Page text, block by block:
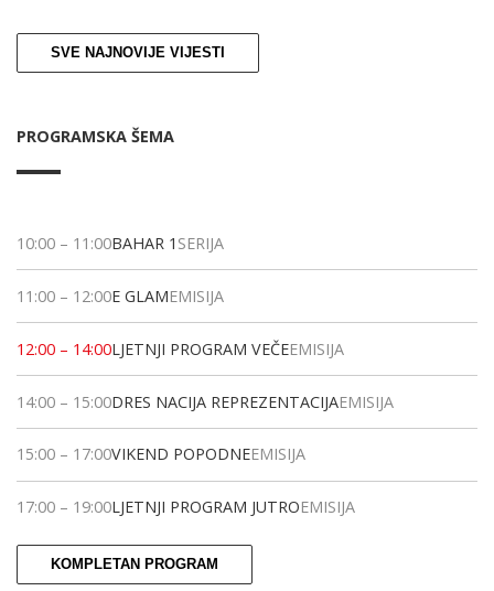
SVE NAJNOVIJE VIJESTI
PROGRAMSKA ŠEMA
10:00 – 11:00BAHAR 1 SERIJA
11:00 – 12:00E GLAMEMISIJA
12:00 – 14:00LJETNJI PROGRAM VEČEEMISIJA
14:00 – 15:00DRES NACIJA REPREZENTACIJAEMISIJA
15:00 – 17:00VIKEND POPODNEEMISIJA
17:00 – 19:00LJETNJI PROGRAM JUTROEMISIJA
KOMPLETAN PROGRAM